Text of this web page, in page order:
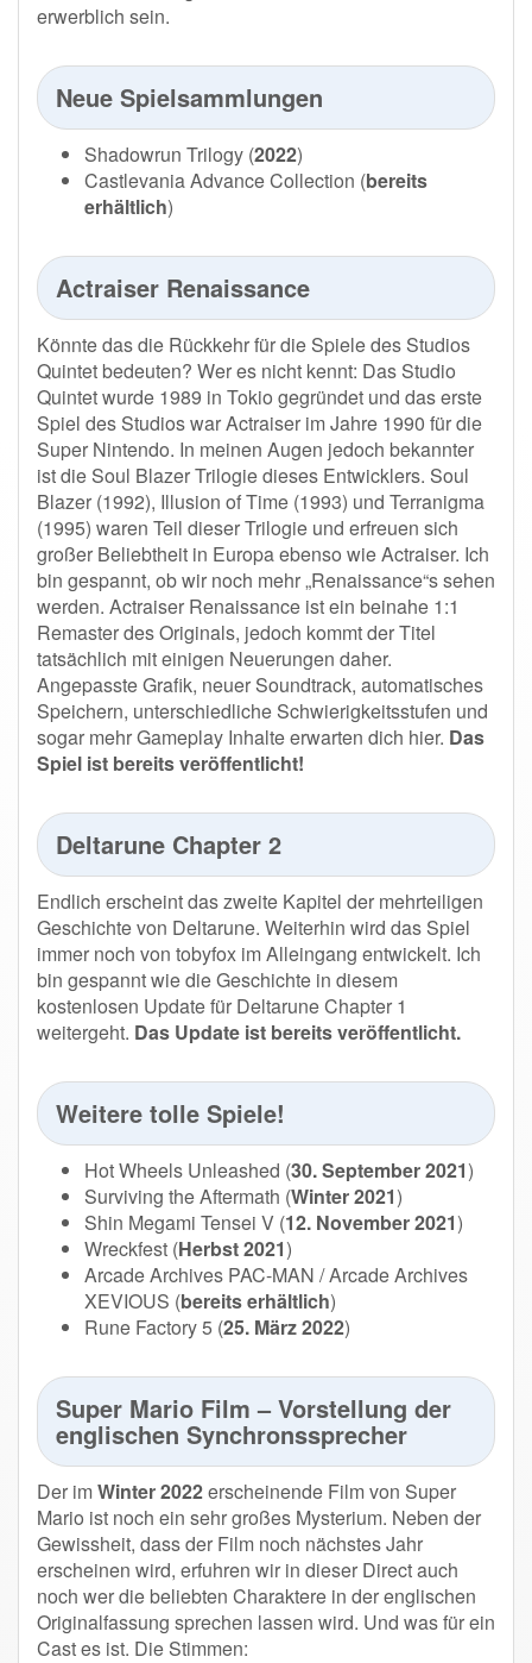
erwerblich sein.
Neue Spielsammlungen
Shadowrun Trilogy (2022)
Castlevania Advance Collection (bereits
erhältlich)
Actraiser Renaissance
Könnte das die Rückkehr für die Spiele des Studios
Quintet bedeuten? Wer es nicht kennt: Das Studio
Quintet wurde 1989 in Tokio gegründet und das erste
Spiel des Studios war Actraiser im Jahre 1990 für die
Super Nintendo. In meinen Augen jedoch bekannter
ist die Soul Blazer Trilogie dieses Entwicklers. Soul
Blazer (1992), Illusion of Time (1993) und Terranigma
(1995) waren Teil dieser Trilogie und erfreuen sich
großer Beliebtheit in Europa ebenso wie Actraiser. Ich
bin gespannt, ob wir noch mehr „Renaissance“s sehen
werden. Actraiser Renaissance ist ein beinahe 1:1
Remaster des Originals, jedoch kommt der Titel
tatsächlich mit einigen Neuerungen daher.
Angepasste Grafik, neuer Soundtrack, automatisches
Speichern, unterschiedliche Schwierigkeitsstufen und
sogar mehr Gameplay Inhalte erwarten dich hier. Das
Spiel ist bereits veröffentlicht!
Deltarune Chapter 2
Endlich erscheint das zweite Kapitel der mehrteiligen
Geschichte von Deltarune. Weiterhin wird das Spiel
immer noch von tobyfox im Alleingang entwickelt. Ich
bin gespannt wie die Geschichte in diesem
kostenlosen Update für Deltarune Chapter 1
weitergeht. Das Update ist bereits veröffentlicht.
Weitere tolle Spiele!
Hot Wheels Unleashed (30. September 2021)
Surviving the Aftermath (Winter 2021)
Shin Megami Tensei V (12. November 2021)
Wreckfest (Herbst 2021)
Arcade Archives PAC-MAN / Arcade Archives
XEVIOUS (bereits erhältlich)
Rune Factory 5 (25. März 2022)
Super Mario Film – Vorstellung der
englischen Synchronssprecher
Der imWinter 2022erscheinende Film von Super
Mario ist noch ein sehr großes Mysterium. Neben der
Gewissheit, dass der Film noch nächstes Jahr
erscheinen wird, erfuhren wir in dieser Direct auch
noch wer die beliebten Charaktere in der englischen
Originalfassung sprechen lassen wird. Und was für ein
Cast es ist. Die Stimmen: